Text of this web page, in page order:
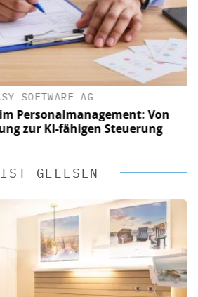
SOFTWARE AG
Personalmanagement: Von
zur KI-fähigen Steuerung
GELESEN